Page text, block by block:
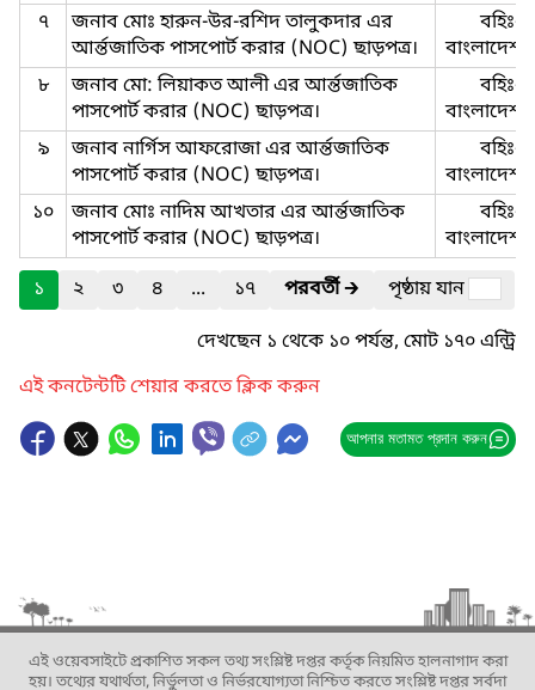
৭
জনাব মোঃ হারুন-উর-রশিদ তালুকদার এর
‍আর্ন্তজাতিক পাসপোর্ট করার (NOC) ছাড়পত্র।
বহিঃ-
বাংলাদেশ-
৮
জনাব মো: লিয়াকত আলী এর ‍আর্ন্তজাতিক
পাসপোর্ট করার (NOC) ছাড়পত্র।
বহিঃ-
বাংলাদেশ-
৯
জনাব নার্গিস আফরোজা এর ‍আর্ন্তজাতিক
পাসপোর্ট করার (NOC) ছাড়পত্র।
বহিঃ-
বাংলাদেশ-
১০
জনাব মোঃ নাদিম আখতার এর ‍আর্ন্তজাতিক
পাসপোর্ট করার (NOC) ছাড়পত্র।
বহিঃ-
বাংলাদেশ-
১
২ ৩ ৪ ... ১৭ পরবর্তী🡲
পৃষ্ঠায় যান
দেখছেন ১ থেকে ১০ পর্যন্ত, মোট ১৭০ এন্ট্রি
এই কনটেন্টটি শেয়ার করতে ক্লিক করুন
আপনার মতামত প্রদান করুন
এই ওয়েবসাইটে প্রকাশিত সকল তথ্য সংশ্লিষ্ট দপ্তর কর্তৃক নিয়মিত হালনাগাদ করা
হয়। তথ্যের যথার্থতা, নির্ভুলতা ও নির্ভরযোগ্যতা নিশ্চিত করতে সংশ্লিষ্ট দপ্তর সর্বদা